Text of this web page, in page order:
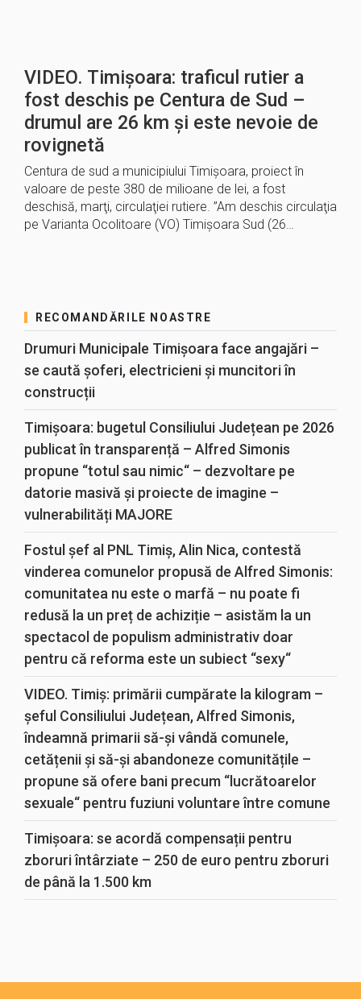
VIDEO. Timișoara: traficul rutier a
fost deschis pe Centura de Sud –
drumul are 26 km și este nevoie de
rovignetă
Centura de sud a municipiului Timişoara, proiect în
valoare de peste 380 de milioane de lei, a fost
deschisă, marţi, circulaţiei rutiere. ”Am deschis circulaţia
pe Varianta Ocolitoare (VO) Timişoara Sud (26…
RECOMANDĂRILE NOASTRE
Drumuri Municipale Timișoara face angajări –
se caută șoferi, electricieni și muncitori în
construcții
Timișoara: bugetul Consiliului Județean pe 2026
publicat în transparență – Alfred Simonis
propune “totul sau nimic“ – dezvoltare pe
datorie masivă și proiecte de imagine –
vulnerabilități MAJORE
Fostul șef al PNL Timiș, Alin Nica, contestă
vinderea comunelor propusă de Alfred Simonis:
comunitatea nu este o marfă – nu poate fi
redusă la un preț de achiziție – asistăm la un
spectacol de populism administrativ doar
pentru că reforma este un subiect “sexy“
VIDEO. Timiș: primării cumpărate la kilogram –
șeful Consiliului Județean, Alfred Simonis,
îndeamnă primarii să-și vândă comunele,
cetățenii și să-și abandoneze comunitățile –
propune să ofere bani precum “lucrătoarelor
sexuale“ pentru fuziuni voluntare între comune
Timișoara: se acordă compensații pentru
zboruri întârziate – 250 de euro pentru zboruri
de până la 1.500 km